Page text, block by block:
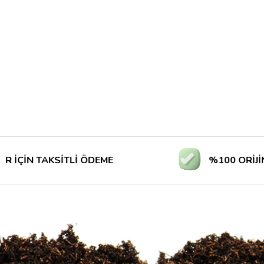
ÖDEME %100 ORİJİNAL